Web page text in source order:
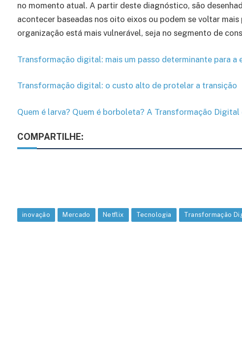
no momento atual. A partir deste diagnóstico, são
acontecer baseadas nos oito eixos ou podem se voltar
organização está mais vulnerável, seja no segmento de
Transformação digital: mais um passo determinante para a
Transformação digital: o custo alto de protelar a transição
Quem é larva? Quem é borboleta? A Transformação Digital
COMPARTILHE:
inovação Mercado Netflix Tecnologia Transformação